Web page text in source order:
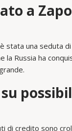
a
stata una seduta
la Russia ha
di credito sono